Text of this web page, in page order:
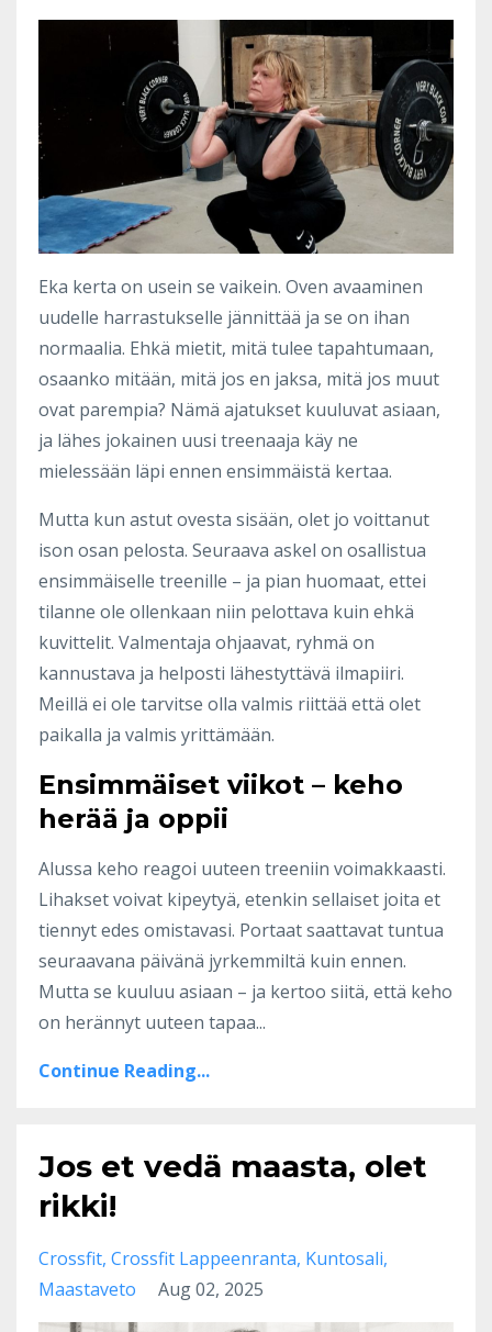
Eka kerta on usein se vaikein. Oven avaaminen
uudelle harrastukselle jännittää ja se on ihan
normaalia. Ehkä mietit, mitä tulee tapahtumaan,
osaanko mitään, mitä jos en jaksa, mitä jos muut
ovat parempia? Nämä ajatukset kuuluvat asiaan,
ja lähes jokainen uusi treenaaja käy ne
mielessään läpi ennen ensimmäistä kertaa.
Mutta kun astut ovesta sisään, olet jo voittanut
ison osan pelosta. Seuraava askel on osallistua
ensimmäiselle treenille – ja pian huomaat, ettei
tilanne ole ollenkaan niin pelottava kuin ehkä
kuvittelit. Valmentaja ohjaavat, ryhmä on
kannustava ja helposti lähestyttävä ilmapiiri.
Meillä ei ole tarvitse olla valmis riittää että olet
paikalla ja valmis yrittämään.
Ensimmäiset viikot – keho
herää ja oppii
Alussa keho reagoi uuteen treeniin voimakkaasti.
Lihakset voivat kipeytyä, etenkin sellaiset joita et
tiennyt edes omistavasi. Portaat saattavat tuntua
seuraavana päivänä jyrkemmiltä kuin ennen.
Mutta se kuuluu asiaan – ja kertoo siitä, että keho
on herännyt uuteen tapaa...
Continue Reading...
Jos et vedä maasta, olet
rikki!
Crossfit Crossfit Lappeenranta Kuntosali
Maastaveto
Aug 02, 2025